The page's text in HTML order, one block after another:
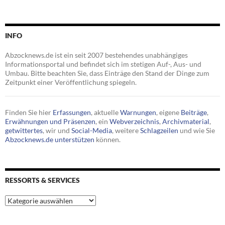
INFO
Abzocknews.de ist ein seit 2007 bestehendes unabhängiges
Informationsportal und befindet sich im stetigen Auf-, Aus- und
Umbau. Bitte beachten Sie, dass Einträge den Stand der Dinge zum
Zeitpunkt einer Veröffentlichung spiegeln.
Finden Sie hier Erfassungen, aktuelleWarnungen, eigene Beiträge,
Erwähnungen und Präsenzen, ein Webverzeichnis, Archivmaterial,
getwittertes, wir und Social-Media, weitereSchlagzeilen und wie Sie
Abzocknews.de unterstützen können.
RESSORTS & SERVICES
Ressorts
&